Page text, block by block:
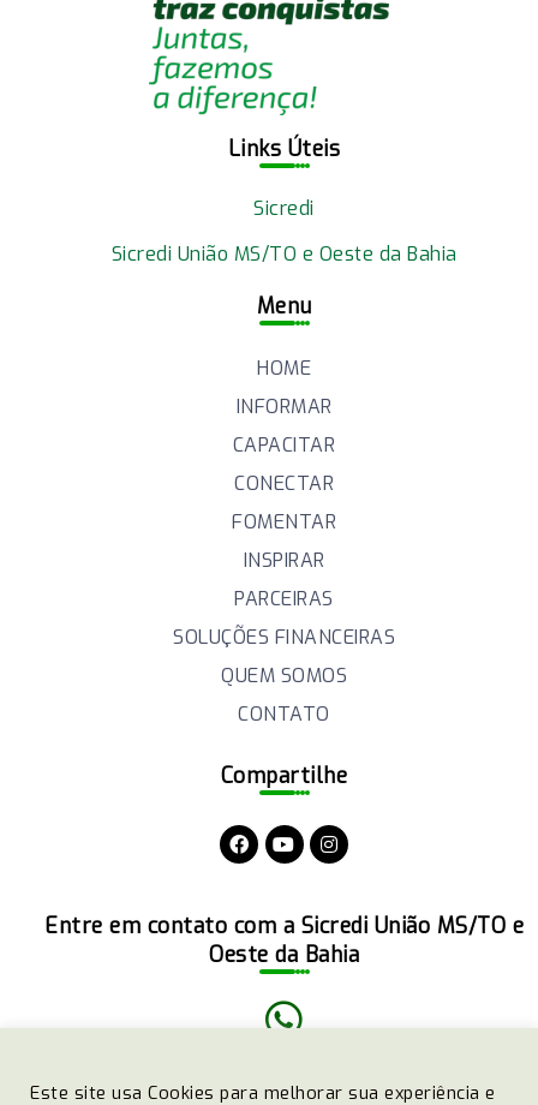
Links Úteis
Sicredi
Sicredi União MS/TO e Oeste da Bahia
Menu
HOME
INFORMAR
CAPACITAR
CONECTAR
FOMENTAR
INSPIRAR
PARCEIRAS
SOLUÇÕES FINANCEIRAS
QUEM SOMOS
CONTATO
Compartilhe
Entre em contato com a Sicredi União MS/TO e
Oeste da Bahia
(51)3358-4770
Este site usa Cookies para melhorar sua experiência e